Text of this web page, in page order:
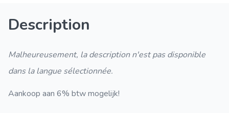
Description
Malheureusement, la description n'est pas disponible
dans la langue sélectionnée.
Aankoop aan 6% btw mogelijk!